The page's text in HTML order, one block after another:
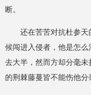
断。
还在苦苦对抗杜参天
候闯进入侵者，他是怎
去大半，然而方却分毫
的荆棘藤蔓皆不能伤他分